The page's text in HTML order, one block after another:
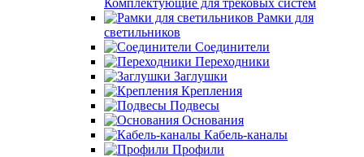
Комплектующие для трековых систем
Рамки для
светильников
Соединители
Переходники
Заглушки
Крепления
Подвесы
Основания
Кабель-каналы
Профили